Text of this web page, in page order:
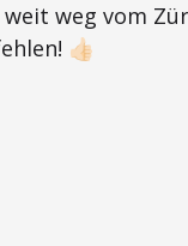
weg vom
👍🏻